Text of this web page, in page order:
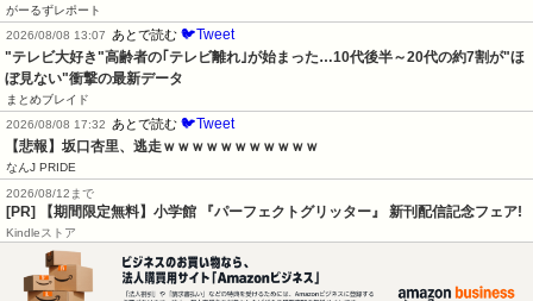
がーるずレポート
2026/08/08 13:07
あとで読む 🐦Tweet
"テレビ大好き"高齢者の｢テレビ離れ｣が始まった…10代後半～20代の約7割が"ほ
ぼ見ない"衝撃の最新データ
まとめブレイド
2026/08/08 17:32
あとで読む 🐦Tweet
【悲報】坂口杏里、逃走ｗｗｗｗｗｗｗｗｗｗｗ
なんJ PRIDE
2026/08/12まで
[PR] 【期間限定無料】小学館 『パーフェクトグリッター』 新刊配信記念フェア!
Kindleストア